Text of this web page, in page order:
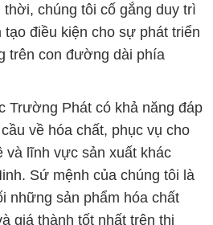
chúng tôi cố gắng duy trì
điều kiện cho sự phát triển
trên con đường dài phía
Trường Phát có khả năng đáp
về hóa chất, phục vụ cho
và lĩnh vực sản xuất khác
Sứ mệnh của chúng tôi là
những sản phẩm hóa chất
giá thành tốt nhất trên thị